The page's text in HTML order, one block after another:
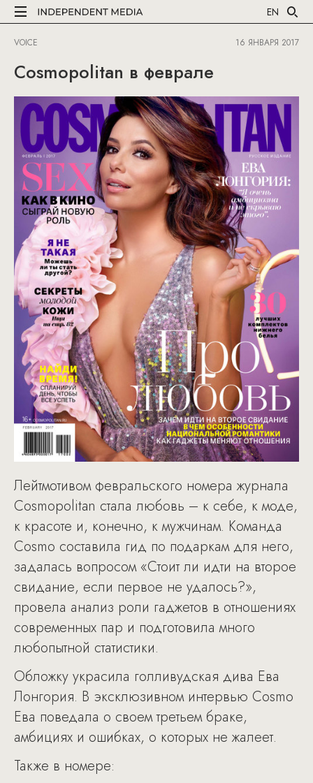
EN
VOICE 16 ЯНВАРЯ 2017
Cosmopolitan в феврале
Лейтмотивом февральского номера журнала
Cosmopolitan стала любовь – к себе, к моде,
к красоте и, конечно, к мужчинам. Команда
Cosmo составила гид по подаркам для него,
задалась вопросом «Стоит ли идти на второе
свидание, если первое не удалось?»,
провела анализ роли гаджетов в отношениях
современных пар и подготовила много
любопытной статистики.
Обложку украсила голливудская дива Ева
Лонгория. В эксклюзивном интервью Cosmo
Ева поведала о своем третьем браке,
амбициях и ошибках, о которых не жалеет.
Также в номере: